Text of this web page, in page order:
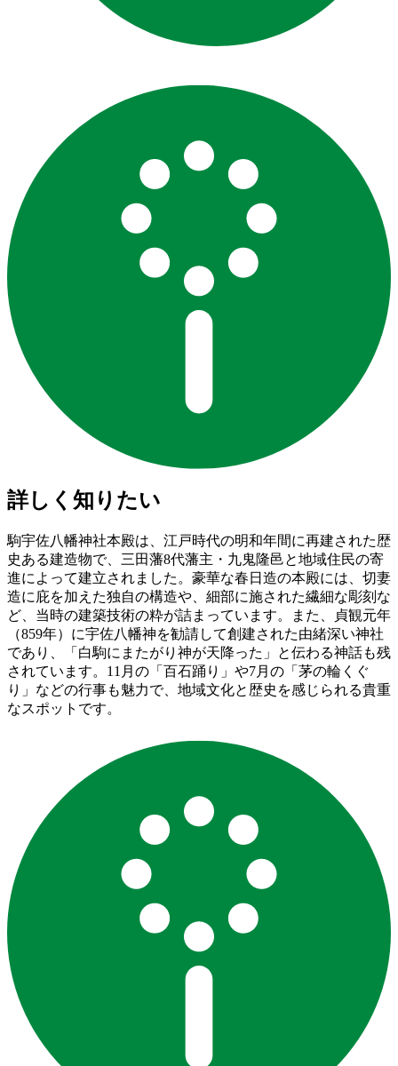
詳しく知りたい
駒宇佐八幡神社本殿は、江戸時代の明和年間に再建された歴
史ある建造物で、三田藩8代藩主・九鬼隆邑と地域住民の寄
進によって建立されました。豪華な春日造の本殿には、切妻
造に庇を加えた独自の構造や、細部に施された繊細な彫刻な
ど、当時の建築技術の粋が詰まっています。また、貞観元年
（859年）に宇佐八幡神を勧請して創建された由緒深い神社
であり、「白駒にまたがり神が天降った」と伝わる神話も残
されています。11月の「百石踊り」や7月の「茅の輪くぐ
り」などの行事も魅力で、地域文化と歴史を感じられる貴重
なスポットです。